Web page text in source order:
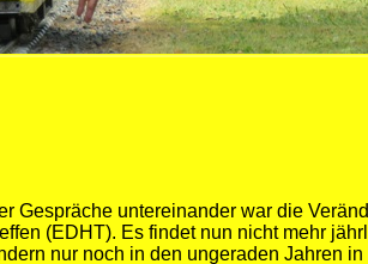
Gespräche untereinander war die
(EDHT). Es findet nun nicht mehr
nur noch in den ungeraden Jahren